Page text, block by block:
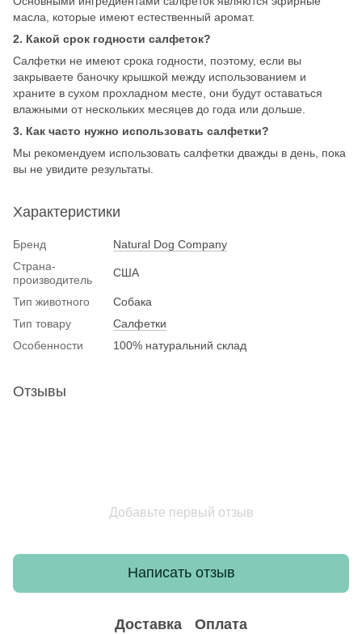
масла, которые имеют естественный аромат.
2. Какой срок годности салфеток?
Салфетки не имеют срока годности, поэтому, если вы
закрываете баночку крышкой между использованием и
храните в сухом прохладном месте, они будут оставаться
влажными от нескольких месяцев до года или дольше.
3. Как часто нужно использовать салфетки?
Мы рекомендуем использовать салфетки дважды в день, пока
вы не увидите результаты.
Характеристики
Бренд
Natural Dog Company
Страна-
производитель
США
Тип животного
Собака
Тип товару
Салфетки
Особенности
100% натуральний склад
Отзывы
Добавьте первый отзыв
Написать отзыв
Доставка Оплата